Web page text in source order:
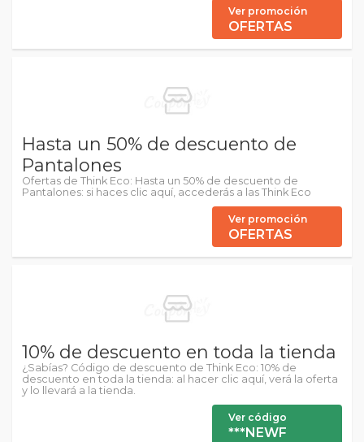
Ver promoción
OFERTAS
Hasta un 50% de descuento de
Pantalones
Ofertas de Think Eco: Hasta un 50% de descuento de
Pantalones: si haces clic aquí, accederás a las Think Eco
Ver promoción
OFERTAS
10% de descuento en toda la tienda
¿Sabías? Código de descuento de Think Eco: 10% de
descuento en toda la tienda: al hacer clic aquí, verá la oferta
y lo llevará a la tienda.
Ver código
***NEWF